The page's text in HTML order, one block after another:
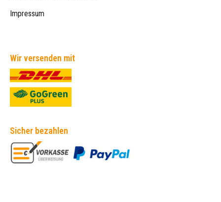
Impressum
Wir versenden mit
Sicher bezahlen